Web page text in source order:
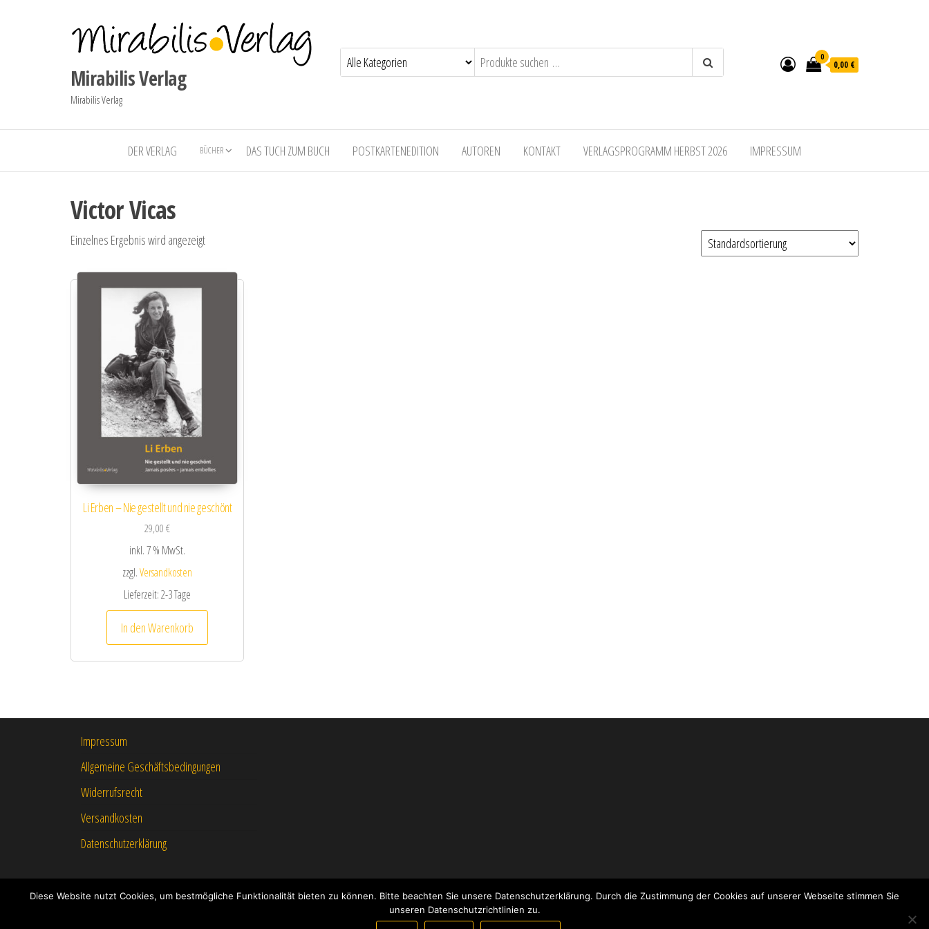
Mirabilis Verlag
Mirabilis Verlag
0
0,00 €
DER VERLAG BÜCHER DAS TUCH ZUM BUCH POSTKARTENEDITION AUTOREN KONTAKT VERLAGSPROGRAMM HERBST 2026 IMPRESSUM
Victor Vicas
Einzelnes Ergebnis wird angezeigt
Li Erben – Nie gestellt und nie geschönt
29,00€
inkl. 7 % MwSt.
zzgl.Versandkosten
Lieferzeit:2-3 Tage
In den Warenkorb
Impressum
Allgemeine Geschäftsbedingungen
Widerrufsrecht
Versandkosten
Datenschutzerklärung
Stolz präsentiert von WordPress|Theme:Envo eCommerce
Diese Website nutzt Cookies, um bestmögliche Funktionalität bieten zu können. Bitte beachten Sie unsere Datenschutzerklärung. Durch die Zustimmung der Cookies auf unserer Webseite stimmen Sie
unseren Datenschutzrichtlinien zu.